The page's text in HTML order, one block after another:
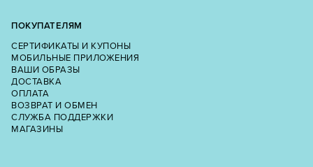
ПОКУПАТЕЛЯМ
СЕРТИФИКАТЫ И КУПОНЫ
МОБИЛЬНЫЕ ПРИЛОЖЕНИЯ
ВАШИ ОБРАЗЫ
ДОСТАВКА
ОПЛАТА
ВОЗВРАТ И ОБМЕН
СЛУЖБА ПОДДЕРЖКИ
МАГАЗИНЫ